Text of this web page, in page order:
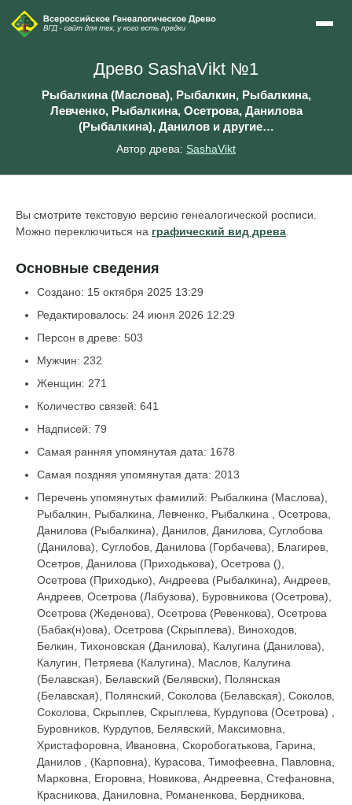
Древо SashaVikt №1
Рыбалкина (Маслова), Рыбалкин, Рыбалкина,
Левченко, Рыбалкина, Осетрова, Данилова
(Рыбалкина), Данилов и другие…
Автор древа: SashaVikt
Вы смотрите текстовую версию генеалогической росписи.
Можно переключиться на графический вид древа
Основные сведения
Создано: 15 октября 2025 13:29
Редактировалось: 24 июня 2026 12:29
Персон в древе: 503
Мужчин: 232
Женщин: 271
Количество связей: 641
Надписей: 79
Самая ранняя упомянутая дата: 1678
Самая поздняя упомянутая дата: 2013
Перечень упомянутых фамилий: Рыбалкина (Маслова),
Рыбалкин, Рыбалкина, Левченко, Рыбалкина , Осетрова,
Данилова (Рыбалкина), Данилов, Данилова, Суглобова
(Данилова), Суглобов, Данилова (Горбачева), Благирев,
Осетров, Данилова (Приходькова), Осетрова (),
Осетрова (Приходько), Андреева (Рыбалкина), Андреев,
Андреев, Осетрова (Лабузова), Буровникова (Осетрова),
Осетрова (Жеденова), Осетрова (Ревенкова), Осетрова
(Бабак(н)ова), Осетрова (Скрыплева), Виноходов,
Белкин, Тихоновская (Данилова), Калугина (Данилова),
Калугин, Петряева (Калугина), Маслов, Калугина
(Белавская), Белавский (Белявски), Полянская
(Белавская), Полянский, Соколова (Белавская), Соколов,
Соколова, Скрыплев, Скрыплева, Курдупова (Осетрова) ,
Буровников, Курдупов, Белявский, Максимовна,
Христафоровна, Ивановна, Скоробогатькова, Гарина,
Данилов , (Карповна), Курасова, Тимофеевна, Павловна,
Марковна, Егоровна, Новикова, Андреевна, Стефановна,
Красникова, Даниловна, Романенкова, Бердникова,